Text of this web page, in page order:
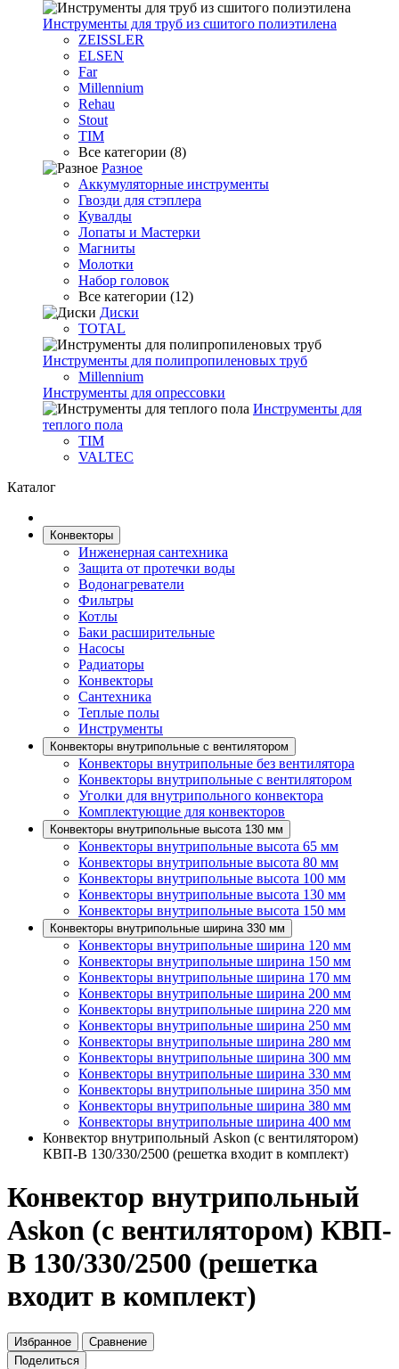
Инструменты для труб из сшитого полиэтилена
ZEISSLER
ELSEN
Far
Millennium
Rehau
Stout
TIM
Все категории (8)
Разное
Аккумуляторные инструменты
Гвозди для стэплера
Кувалды
Лопаты и Мастерки
Магниты
Молотки
Набор головок
Все категории (12)
Диски
TOTAL
Инструменты для полипропиленовых труб
Millennium
Инструменты для опрессовки
Инструменты для
теплого пола
TIM
VALTEC
Каталог
Конвекторы
Инженерная сантехника
Защита от протечки воды
Водонагреватели
Фильтры
Котлы
Баки расширительные
Насосы
Радиаторы
Конвекторы
Сантехника
Теплые полы
Инструменты
Конвекторы внутрипольные с вентилятором
Конвекторы внутрипольные без вентилятора
Конвекторы внутрипольные с вентилятором
Уголки для внутрипольного конвектора
Комплектующие для конвекторов
Конвекторы внутрипольные высота 130 мм
Конвекторы внутрипольные высота 65 мм
Конвекторы внутрипольные высота 80 мм
Конвекторы внутрипольные высота 100 мм
Конвекторы внутрипольные высота 130 мм
Конвекторы внутрипольные высота 150 мм
Конвекторы внутрипольные ширина 330 мм
Конвекторы внутрипольные ширина 120 мм
Конвекторы внутрипольные ширина 150 мм
Конвекторы внутрипольные ширина 170 мм
Конвекторы внутрипольные ширина 200 мм
Конвекторы внутрипольные ширина 220 мм
Конвекторы внутрипольные ширина 250 мм
Конвекторы внутрипольные ширина 280 мм
Конвекторы внутрипольные ширина 300 мм
Конвекторы внутрипольные ширина 330 мм
Конвекторы внутрипольные ширина 350 мм
Конвекторы внутрипольные ширина 380 мм
Конвекторы внутрипольные ширина 400 мм
Конвектор внутрипольный Askon (с вентилятором)
КВП-В 130/330/2500 (решетка входит в комплект)
Конвектор внутрипольный
Askon (с вентилятором) КВП-
В 130/330/2500 (решетка
входит в комплект)
Избранное
Сравнение
Поделиться